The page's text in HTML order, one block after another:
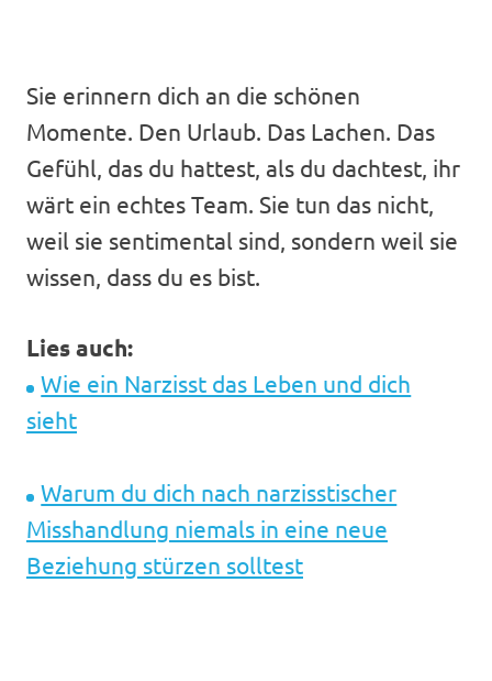
Sie erinnern dich an die schönen
Momente. Den Urlaub. Das Lachen. Das
Gefühl, das du hattest, als du dachtest, ihr
wärt ein echtes Team. Sie tun das nicht,
weil sie sentimental sind, sondern weil sie
wissen, dass du es bist.
Lies auch:
Wie ein Narzisst das Leben und dich
sieht
Warum du dich nach narzisstischer
Misshandlung niemals in eine neue
Beziehung stürzen solltest